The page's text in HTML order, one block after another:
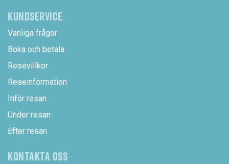
KUNDSERVICE
Vanliga frågor
Boka och betala
Resevillkor
Reseinformation
Inför resan
Under resan
Efter resan
KONTAKTA OSS